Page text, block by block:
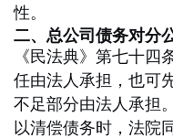
性。
二、总公司债务对分
《民法典》第七十
任由法人承担，也可
不足部分由法人承担
以清偿债务时，法院